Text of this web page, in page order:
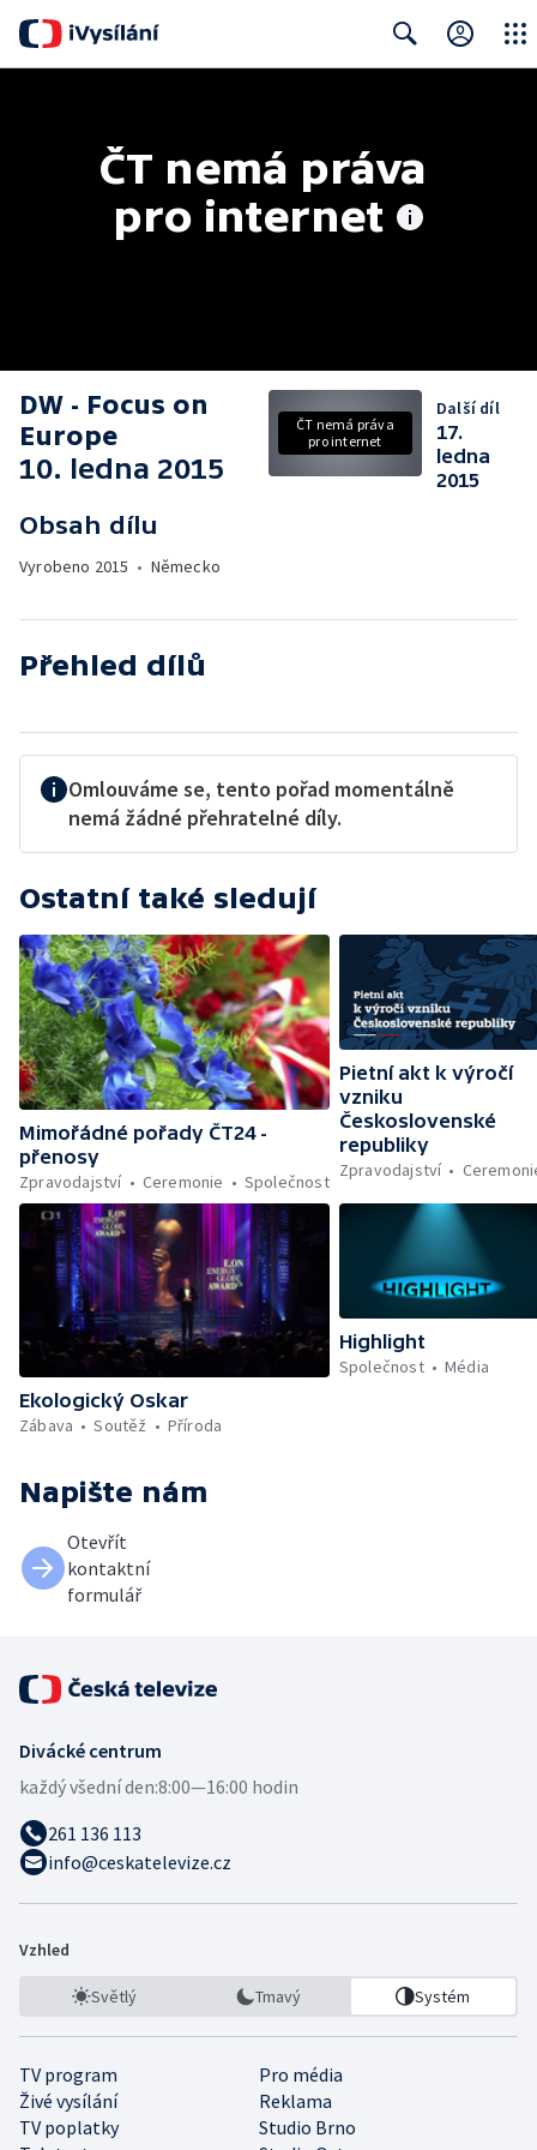
ČT nemá práva
pro internet
DW - Focus on
Europe
10. ledna 2015
Obsah dílu
Vyrobeno 2015 • Německo
ČT nemá práva
pro internet
Další díl
17.
ledna
2015
Přehled dílů
Omlouváme se, tento pořad momentálně
nemá žádné přehratelné díly.
Ostatní také sledují
Mimořádné pořady ČT24 -
přenosy
Zpravodajství
Ceremonie Společnost
Pietní akt k výročí
vzniku
Československé
republiky
Zpravodajství
Ekologický Oskar
Zábava
Soutěž Příroda
Highlight
Společnost
Média
Napište nám
Otevřít
kontaktní
formulář
Divácké centrum
každý všední den:8:00—16:00 hodin
261 136 113
info@ceskatelevize.cz
Vzhled
Světlý Tmavý Systém
TV program
Pro média
Živé vysílání
Reklama
TV poplatky
Studio Brno